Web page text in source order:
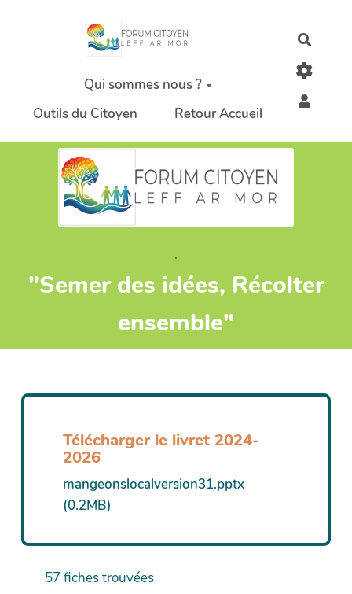
Aller au contenu principal
Qui sommes nous ?
Outils du Citoyen
Retour Accueil
.
"Semer des idées, Récolter
ensemble"
Télécharger le livret 2024-
2026
mangeonslocalversion31.pptx
(0.2MB)
57 fiches trouvées